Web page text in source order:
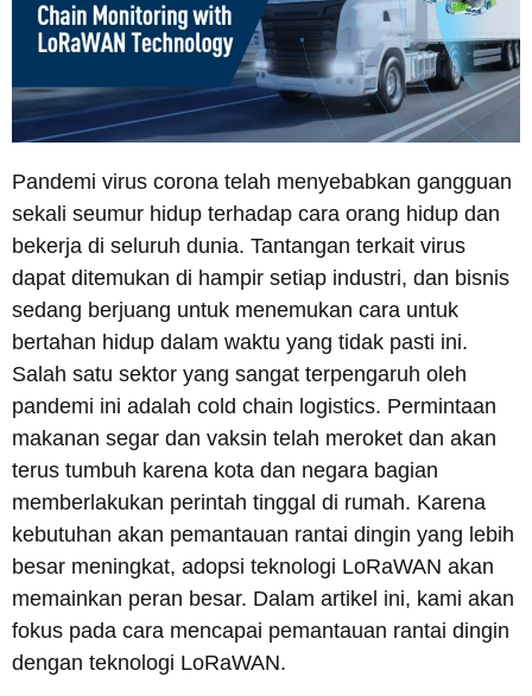
Pandemi virus corona telah menyebabkan gangguan
sekali seumur hidup terhadap cara orang hidup dan
bekerja di seluruh dunia. Tantangan terkait virus
dapat ditemukan di hampir setiap industri, dan bisnis
sedang berjuang untuk menemukan cara untuk
bertahan hidup dalam waktu yang tidak pasti ini.
Salah satu sektor yang sangat terpengaruh oleh
pandemi ini adalah cold chain logistics. Permintaan
makanan segar dan vaksin telah meroket dan akan
terus tumbuh karena kota dan negara bagian
memberlakukan perintah tinggal di rumah. Karena
kebutuhan akan pemantauan rantai dingin yang lebih
besar meningkat, adopsi teknologi LoRaWAN akan
memainkan peran besar. Dalam artikel ini, kami akan
fokus pada cara mencapai pemantauan rantai dingin
dengan teknologi LoRaWAN.